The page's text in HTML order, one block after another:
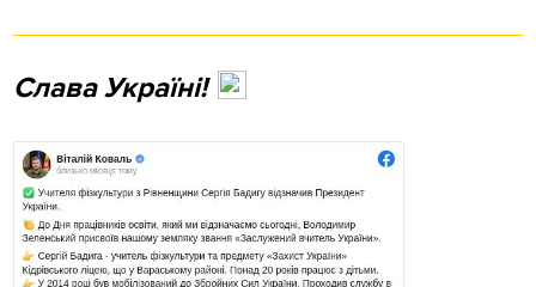
Слава Україні!